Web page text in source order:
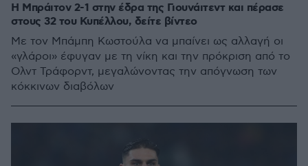
Η Μπράιτον 2-1 στην έδρα της Γιουνάιτεντ και πέρασε
στους 32 του Κυπέλλου, δείτε βίντεο
Με τον Μπάμπη Κωστούλα να μπαίνει ως αλλαγή οι
«γλάροι» έφυγαν με τη νίκη και την πρόκριση από το
Ολντ Τράφορντ, μεγαλώνοντας την απόγνωση των
κόκκινων διαβόλων